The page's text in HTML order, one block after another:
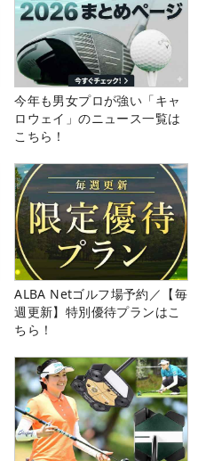
今年も男女プロが強い「キャ
ロウェイ」のニュース一覧は
こちら！
ALBA Netゴルフ場予約／【毎
週更新】特別優待プランはこ
ちら！